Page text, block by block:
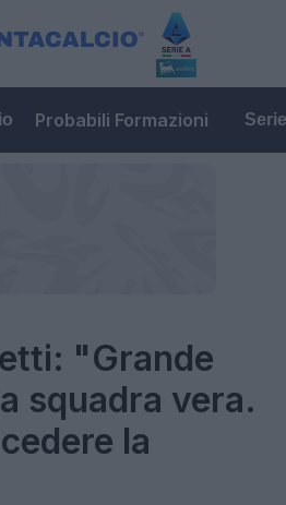
Probabili Formazioni
"Grande
squadra vera.
la